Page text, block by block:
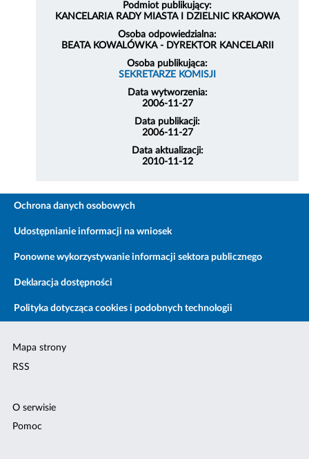
Podmiot publikujący:
KANCELARIA RADY MIASTA I DZIELNIC KRAKOWA
Osoba odpowiedzialna:
BEATA KOWALÓWKA - DYREKTOR KANCELARII
Osoba publikująca:
SEKRETARZE KOMISJI
Data wytworzenia:
2006-11-27
Data publikacji:
2006-11-27
Data aktualizacji:
2010-11-12
Ochrona danych osobowych
Udostępnianie informacji na wniosek
Ponowne wykorzystywanie informacji sektora publicznego
Deklaracja dostępności
Polityka dotycząca cookies i podobnych technologii
Mapa strony
RSS
O serwisie
Pomoc